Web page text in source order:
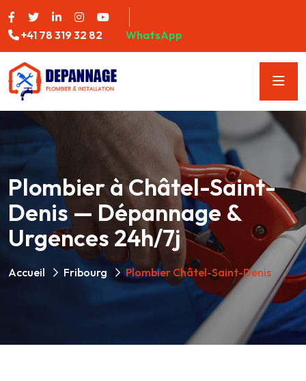
+41 78 319 32 82 WhatsApp
Plombier à Châtel-Saint-
Denis — Dépannage &
Urgences 24h/7j
Accueil Fribourg Plombier Châtel-Saint-Denis